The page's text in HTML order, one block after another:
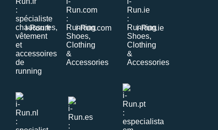
i-Run.fr i-Run.com i-Run.ie